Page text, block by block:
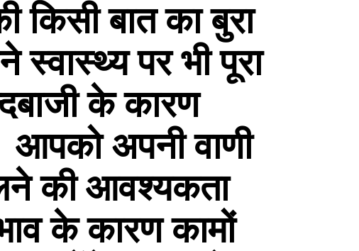
बात का बुरा
पर भी पूरा
के कारण
आपको अपनी वाणी
की आवश्यकता
के कारण कामों